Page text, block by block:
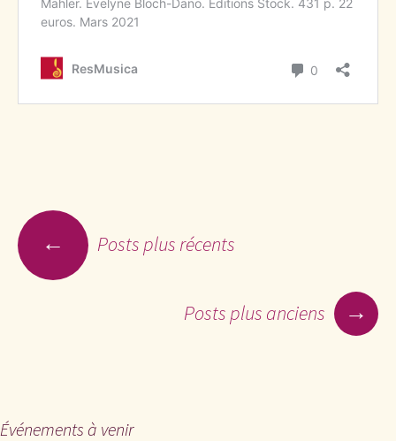
Navigation des articles
← Posts plus récents
Posts plus anciens →
Événements à venir